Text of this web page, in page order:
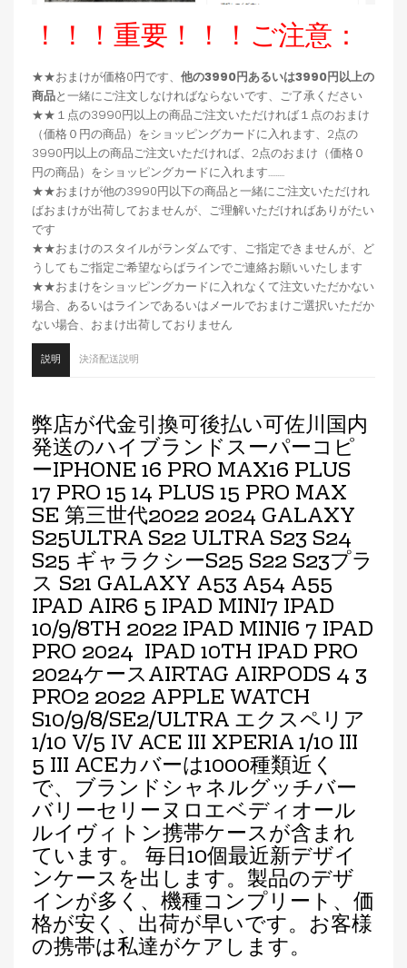
！！！重要！！！ご注意：
★★おまけが価格0円です、 他の3990円あるいは3990円以上の
商品と一緒にご注文しなければならないです、ご了承ください
★★１点の3990円以上の商品ご注文いただければ１点のおまけ
（価格０円の商品）をショッピングカードに入れます、2点の
3990円以上の商品ご注文いただければ、2点のおまけ（価格０
円の商品）をショッピングカードに入れます.........
★★おまけが他の3990円以下の商品と一緒にご注文いただけれ
ばおまけが出荷しておませんが、ご理解いただければありがたい
です
★★おまけのスタイルがランダムです、ご指定できませんが、ど
うしてもご指定ご希望ならばラインでご連絡お願いいたします
★★おまけをショッピングカードに入れなくて注文いただかない
場合、あるいはラインであるいはメールでおまけご選択いただか
ない場合、おまけ出荷しておりません
説明 決済配送説明
弊店が代金引換可後払い可佐川国内
発送のハイブランドスーパーコピ
ーIPHONE 16 PRO MAX16 PLUS
17 PRO 15 14 PLUS 15 PRO MAX
SE 第三世代2022 2024 GALAXY
S25ULTRA S22 ULTRA S23 S24
S25 ギャラクシーS25 S22 S23プラ
ス S21 GALAXY A53 A54 A55
IPAD AIR6 5 IPAD MINI7 IPAD
10/9/8TH 2022 IPAD MINI6 7 IPAD
PRO 2024 IPAD 10TH IPAD PRO
2024ケースAIRTAG AIRPODS 4 3
PRO2 2022 APPLE WATCH
S10/9/8/SE2/ULTRA エクスペリア
1/10 V/5 IV ACE III XPERIA 1/10 III
5 III ACEカバーは1000種類近く
で、ブランドシャネルグッチバー
バリーセリーヌロエベディオール
ルイヴィトン携帯ケースが含まれ
ています。 毎日10個最近新デザイ
ンケースを出します。製品のデザ
インが多く、機種コンプリート、価
格が安く、出荷が早いです。お客様
の携帯は私達がケアします。